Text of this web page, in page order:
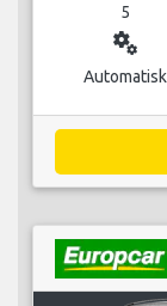
5
miscellaneous_services
Automatisk